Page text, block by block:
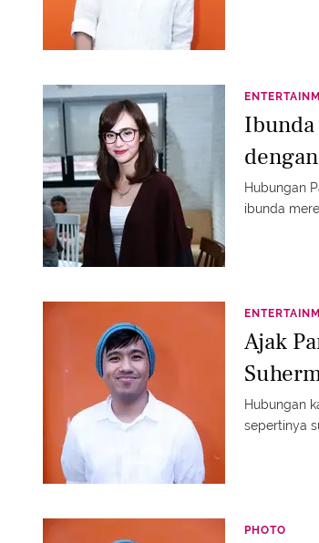
Ibunda
Hubungan
ibunda
Ajak
Hubungan
sepertinya
PHOTO